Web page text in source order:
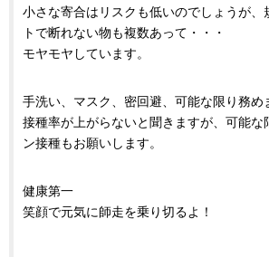
小さな寄合はリスクも低いのでしょうが、
トで断れない物も複数あって・・・
モヤモヤしています。
手洗い、マスク、密回避、可能な限り務め
接種率が上がらないと聞きますが、可能な
ン接種もお願いします。
健康第一
笑顔で元気に師走を乗り切るよ！